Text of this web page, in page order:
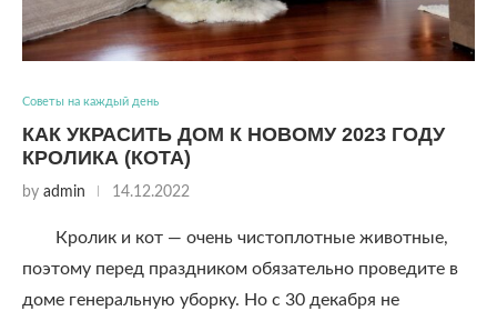
Советы на каждый день
КАК УКРАСИТЬ ДОМ К НОВОМУ 2023 ГОДУ
КРОЛИКА (КОТА)
by admin 14.12.2022
Кролик и кот — очень чистоплотные животные,
поэтому перед праздником обязательно проведите в
доме генеральную уборку. Но с 30 декабря не